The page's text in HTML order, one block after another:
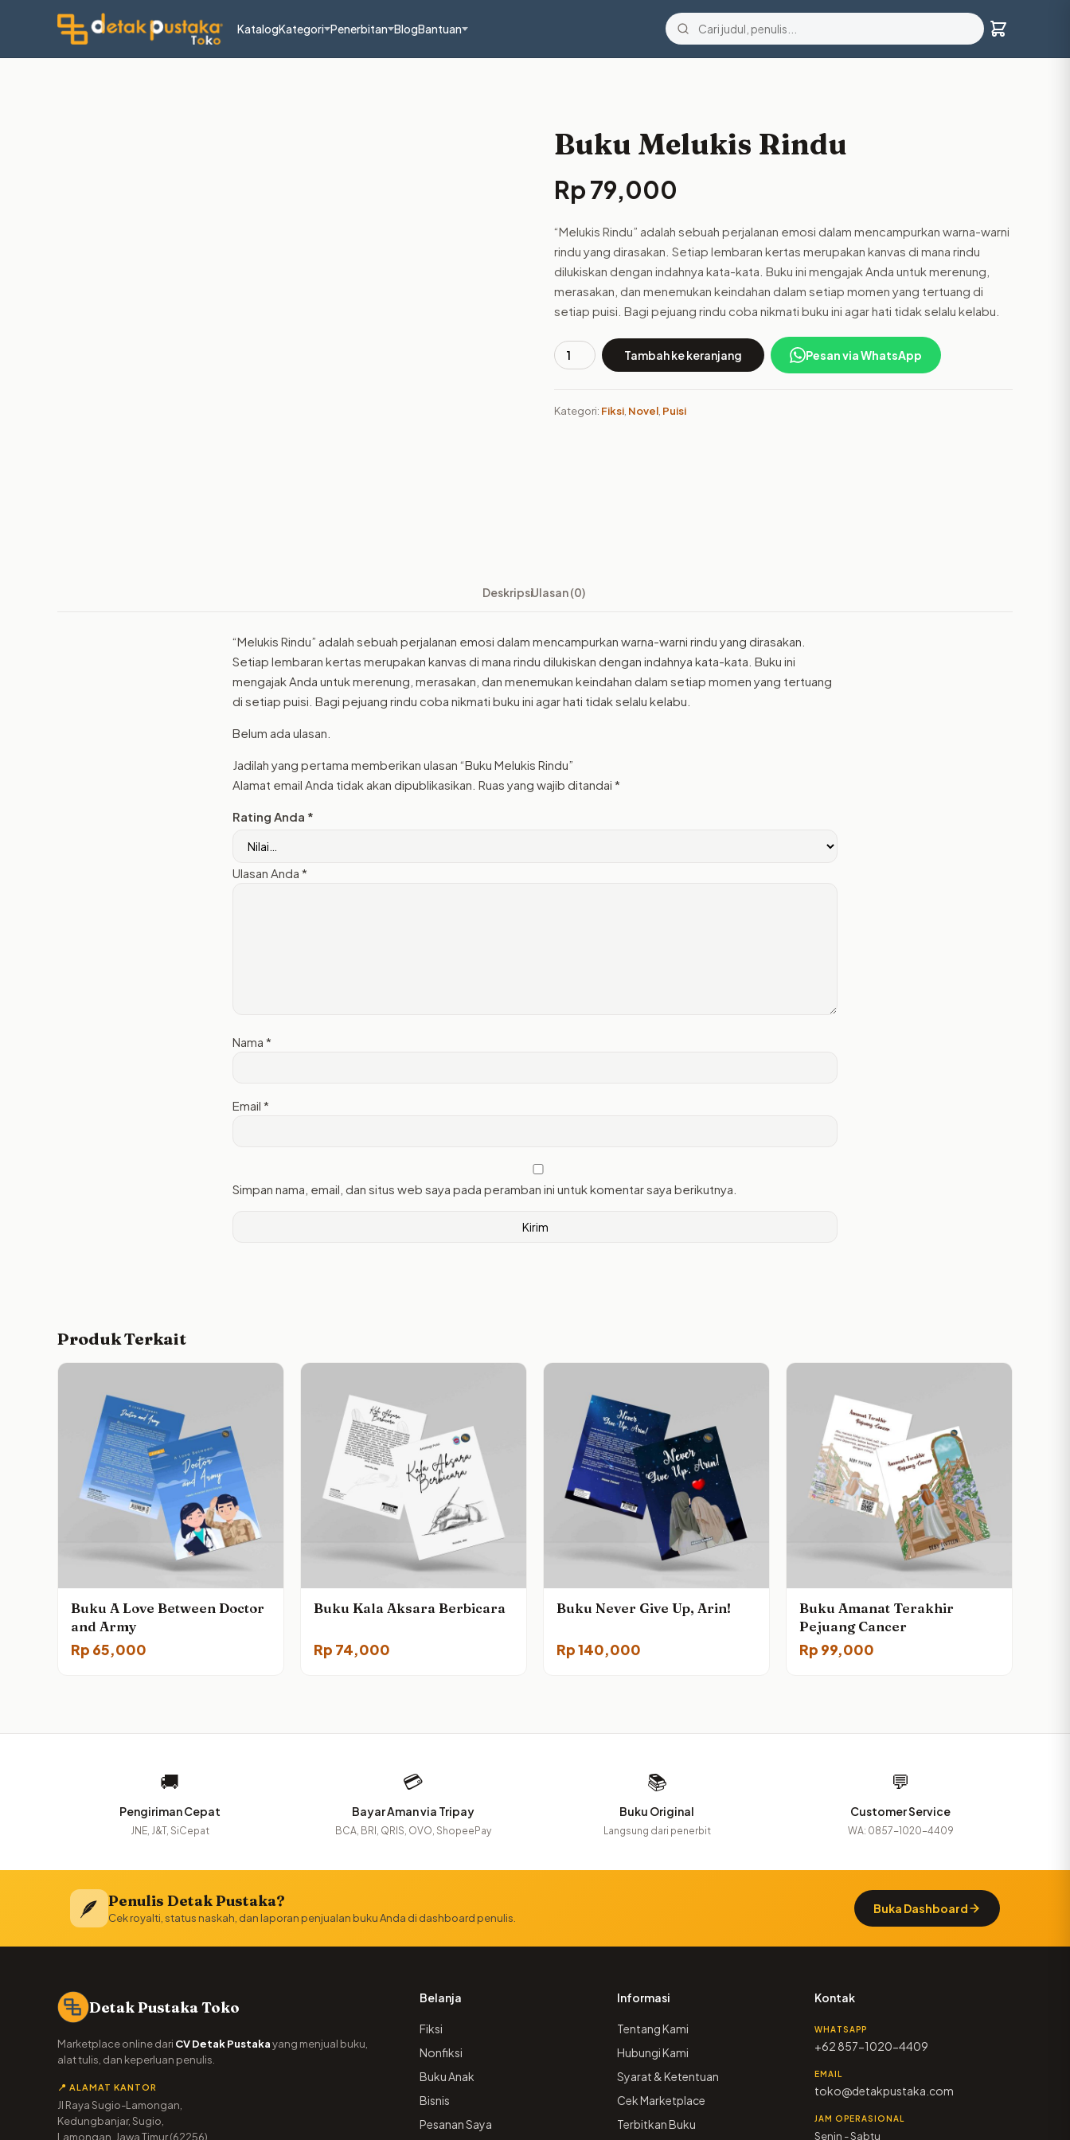
KatalogKategori Penerbitan BlogBantuan
Buku Melukis Rindu
Rp79,000
“Melukis Rindu” adalah sebuah perjalanan emosi dalam mencampurkan warna-warni
rindu yang dirasakan. Setiap lembaran kertas merupakan kanvas di mana rindu
dilukiskan dengan indahnya kata-kata. Buku ini mengajak Anda untuk merenung,
merasakan, dan menemukan keindahan dalam setiap momen yang tertuang di
setiap puisi. Bagi pejuang rindu coba nikmati buku ini agar hati tidak selalu kelabu.
Kuantitas
Rindu
Tambah ke keranjang Pesan via WhatsApp
Kategori: Fiksi Novel Puisi
DeskripsiUlasan (0)
“Melukis Rindu” adalah sebuah perjalanan emosi dalam mencampurkan warna-warni rindu yang dirasakan.
Setiap lembaran kertas merupakan kanvas di mana rindu dilukiskan dengan indahnya kata-kata. Buku ini
mengajak Anda untuk merenung, merasakan, dan menemukan keindahan dalam setiap momen yang tertuang
di setiap puisi. Bagi pejuang rindu coba nikmati buku ini agar hati tidak selalu kelabu.
Belum ada ulasan.
Jadilah yang pertama memberikan ulasan “Buku Melukis Rindu”
Alamat email Anda tidak akan dipublikasikan. Ruas yang wajib ditandai *
Rating Anda *
Ulasan Anda *
Nama *
Email *
Simpan nama, email, dan situs web saya pada peramban ini untuk komentar saya berikutnya.
Produk Terkait
Buku A Love Between Doctor
and Army
Rp 65,000
Buku Kala Aksara Berbicara
Rp 74,000
Buku Never Give Up, Arin!
Rp140,000
Buku Amanat Terakhir
Pejuang Cancer
Rp 99,000
🚚
Pengiriman Cepat
JNE, J&T, SiCepat
💳
Bayar Aman via Tripay
BCA, BRI, QRIS, OVO, ShopeePay
📚
Buku Original
Langsung dari penerbit
💬
Customer Service
WA: 0857-1020-4409
🪶 Penulis Detak Pustaka?
Cek royalti, status naskah, dan laporan penjualan buku Anda di dashboard penulis.
Buka Dashboard
Detak Pustaka Toko
Marketplace online dari CV Detak Pustakayang menjual buku,
alat tulis, dan keperluan penulis.
📍 ALAMAT KANTOR
Jl Raya Sugio-Lamongan,
Kedungbanjar, Sugio,
Lamongan, Jawa Timur (62256)
Belanja
Fiksi
Nonfiksi
Buku Anak
Bisnis
Pesanan Saya
Informasi
Tentang Kami
Hubungi Kami
Syarat & Ketentuan
Cek Marketplace
Terbitkan Buku
Kontak
WHATSAPP
+62 857-1020-4409
EMAIL
toko@detakpustaka.com
JAM OPERASIONAL
Senin - Sabtu